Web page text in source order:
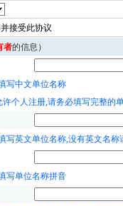
接受此协议
者的信息）
写中文单位名称
个人注册,请务必填写完整的
写英文单位名称,没有英文名称
写单位名称拼音